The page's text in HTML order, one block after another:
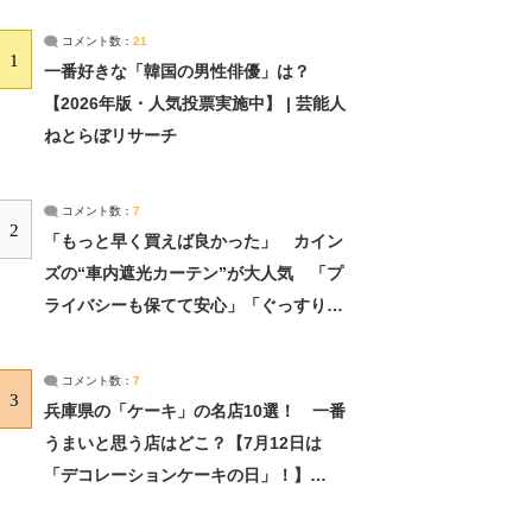
1
コメント数： 21
一番好きな「韓国の男性俳優」は？
【2026年版・人気投票実施中】 | 芸能人
ねとらぼリサーチ
2
コメント数： 7
「もっと早く買えば良かった」 カイン
ズの“車内遮光カーテン”が大人気 「プ
ライバシーも保てて安心」「ぐっすり眠
3
コメント数： 7
兵庫県の「ケーキ」の名店10選！ 一番
うまいと思う店はどこ？【7月12日は
「デコレーションケーキの日」！】